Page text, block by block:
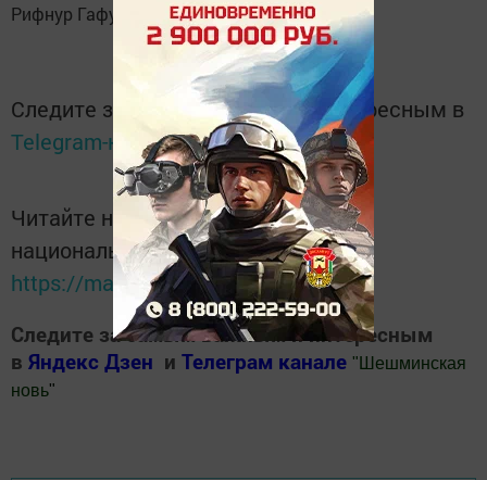
Рифнур Гафуров из Азеево.
Следите за самым важным и интересным в
Telegram-каналеТатмедиа
Читайте новости Татарстана в
национальном мессенджере MАХ:
https://max.ru/tatmedia
Следите за самым важным и интересным
в Яндекс Дзен и Телеграм канале " Шешминская
новь"